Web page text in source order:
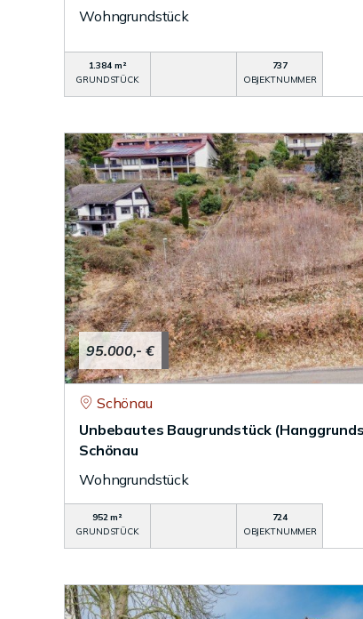
Wohngrundstück
1.384 m²
GRUNDSTÜCK
737
OBJEKTNUMMER
95.000,- €
Schönau
Unbebautes Baugrundstück
Schönau
Wohngrundstück
952 m²
GRUNDSTÜCK
724
OBJEKTNUMMER